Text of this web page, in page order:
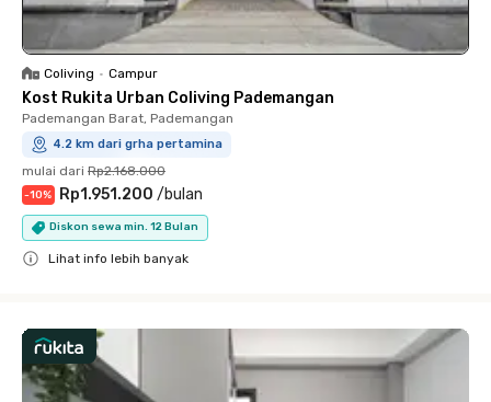
Coliving • Campur
Kost Rukita Urban Coliving Pademangan
Pademangan Barat, Pademangan
4.2 km dari grha pertamina
mulai dari Rp2.168.000
-10% Rp1.951.200 /bulan
Diskon sewa min. 12 Bulan
Lihat info lebih banyak